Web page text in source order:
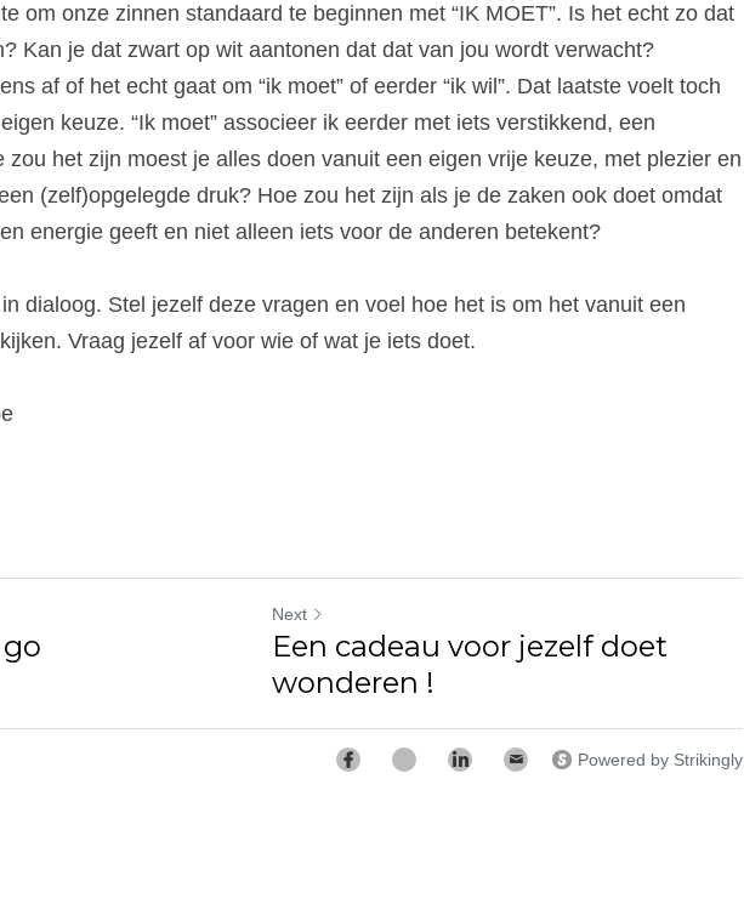
om onze zinnen standaard te beginnen met “IK MOET”. Is het echt zo dat
Kan je dat zwart op wit aantonen dat dat van jou wordt verwacht?
af of het echt gaat om “ik moet” of eerder “ik wil”. Dat laatste voelt toch
keuze. “Ik moet” associeer ik eerder met iets verstikkend, een
zou het zijn moest je alles doen vanuit een eigen vrije keuze, met plezier en
(zelf)opgelegde druk? Hoe zou het zijn als je de zaken ook doet omdat
energie geeft en niet alleen iets voor de anderen betekent?
dialoog. Stel jezelf deze vragen en voel hoe het is om het vanuit een
Vraag jezelf af voor wie of wat je iets doet.
go
Next
Een cadeau voor jezelf doet
wonderen !
Powered by Strikingly